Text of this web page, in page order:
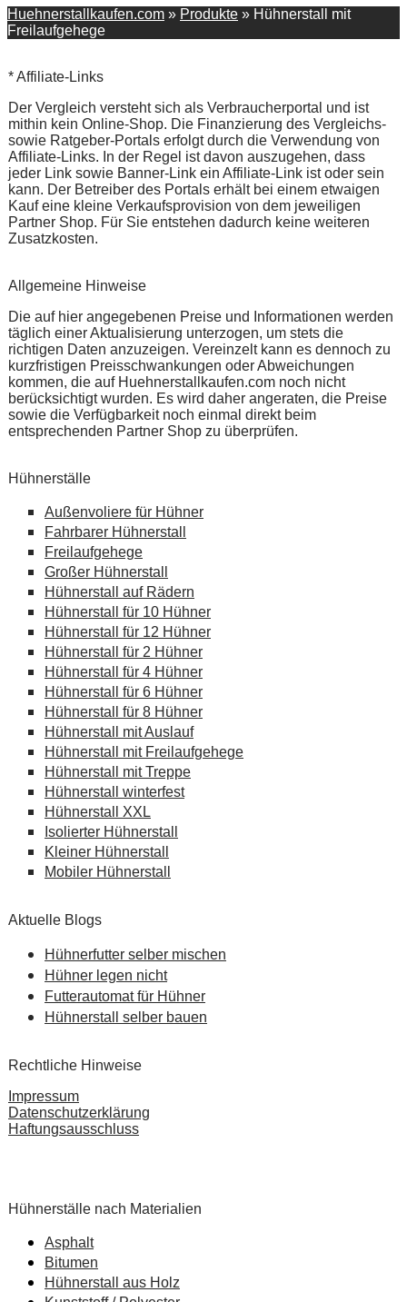
Huehnerstallkaufen.com » Produkte » Hühnerstall mit
Freilaufgehege
* Affiliate-Links
Der Vergleich versteht sich als Verbraucherportal und ist
mithin kein Online-Shop. Die Finanzierung des Vergleichs-
sowie Ratgeber-Portals erfolgt durch die Verwendung von
Affiliate-Links. In der Regel ist davon auszugehen, dass
jeder Link sowie Banner-Link ein Affiliate-Link ist oder sein
kann. Der Betreiber des Portals erhält bei einem etwaigen
Kauf eine kleine Verkaufsprovision von dem jeweiligen
Partner Shop. Für Sie entstehen dadurch keine weiteren
Zusatzkosten.
Allgemeine Hinweise
Die auf hier angegebenen Preise und Informationen werden
täglich einer Aktualisierung unterzogen, um stets die
richtigen Daten anzuzeigen. Vereinzelt kann es dennoch zu
kurzfristigen Preisschwankungen oder Abweichungen
kommen, die auf Huehnerstallkaufen.com noch nicht
berücksichtigt wurden. Es wird daher angeraten, die Preise
sowie die Verfügbarkeit noch einmal direkt beim
entsprechenden Partner Shop zu überprüfen.
Hühnerställe
Außenvoliere für Hühner
Fahrbarer Hühnerstall
Freilaufgehege
Großer Hühnerstall
Hühnerstall auf Rädern
Hühnerstall für 10 Hühner
Hühnerstall für 12 Hühner
Hühnerstall für 2 Hühner
Hühnerstall für 4 Hühner
Hühnerstall für 6 Hühner
Hühnerstall für 8 Hühner
Hühnerstall mit Auslauf
Hühnerstall mit Freilaufgehege
Hühnerstall mit Treppe
Hühnerstall winterfest
Hühnerstall XXL
Isolierter Hühnerstall
Kleiner Hühnerstall
Mobiler Hühnerstall
Aktuelle Blogs
Hühnerfutter selber mischen
Hühner legen nicht
Futterautomat für Hühner
Hühnerstall selber bauen
Rechtliche Hinweise
Impressum
Datenschutzerklärung
Haftungsausschluss
Hühnerställe nach Materialien
Asphalt
Bitumen
Hühnerstall aus Holz